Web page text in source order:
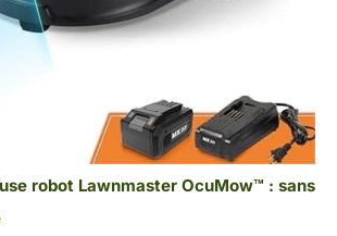
robot Lawnmaster OcuMow™ : sans